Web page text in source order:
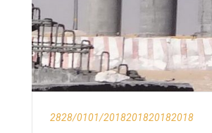
2828/0101/2018201820182018